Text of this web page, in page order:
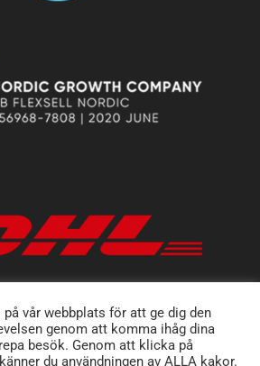
vår webbplats för att ge dig den
genom att komma ihåg dina
besök. Genom att klicka på
du användningen av ALLA kakor.